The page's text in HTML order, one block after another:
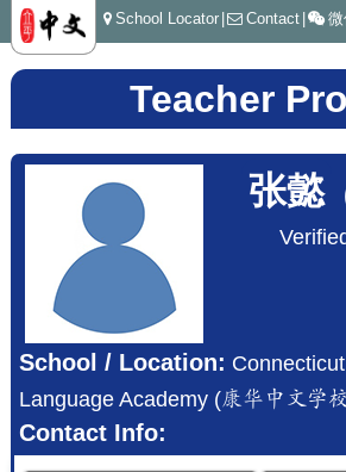
School Locator Contact
Teacher
张懿
School / Location:
Language Academy (康华中文学
Contact Info: